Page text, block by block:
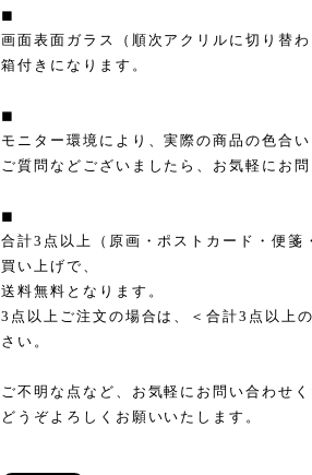
◼︎
画面表面ガラス（順次アクリルに切り替わ
箱付きになります。
◼︎
モニター環境により、実際の商品の色合
ご質問などございましたら、お気軽にお
◼︎
合計3点以上（原画・ポストカード・便箋
買い上げで、
送料無料となります。
3点以上ご注文の場合は、＜合計3点以上
さい。
ご不明な点など、お気軽にお問い合わせく
どうぞよろしくお願いいたします。